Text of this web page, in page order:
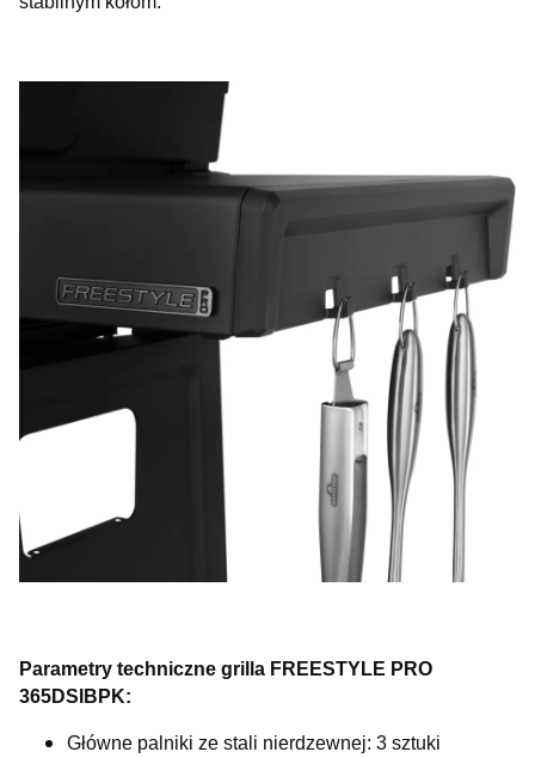
Parametry techniczne grilla FREESTYLE PRO
365DSIBPK:
Główne palniki ze stali nierdzewnej: 3 sztuki